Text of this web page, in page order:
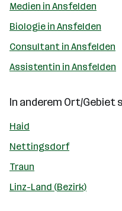
Medien in Ansfelden
Biologie in Ansfelden
Consultant in Ansfelden
Assistentin in Ansfelden
In anderem Ort/Gebiet
Haid
Nettingsdorf
Traun
Linz-Land (Bezirk)